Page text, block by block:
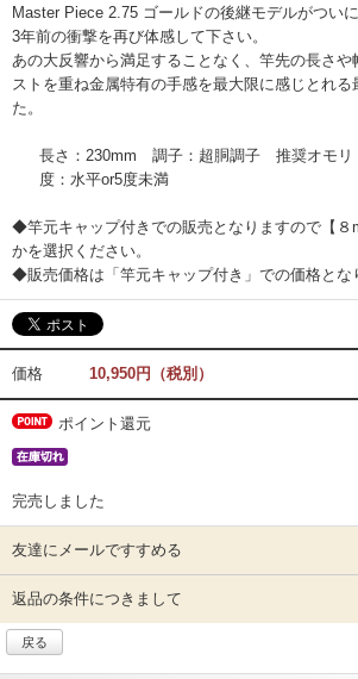
Master Piece 2.75 ゴールドの後継モデルがついに
3年前の衝撃を再び体感して下さい。
あの大反響から満足することなく、竿先の長さや
ストを重ね金属特有の手感を最大限に感じとれる
た。
長さ：230mm 調子：超胴調子 推奨オモリ
度：水平or5度未満
◆竿元キャップ付きでの販売となりますので【８
かを選択ください。
◆販売価格は「竿元キャップ付き」での価格とな
価格 10,950円（税別）
ポイント還元
完売しました
友達にメールですすめる
返品の条件につきまして
戻る